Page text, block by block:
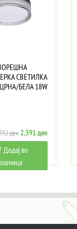
СВЕТИЛКА
БЕЛА 18W
ден Original
price
was:
2,732 ден.
2,391ден
price
2,391 ден.
Додај во